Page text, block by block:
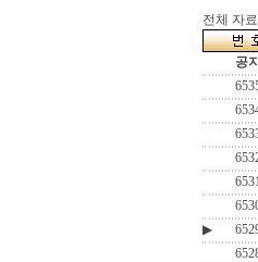
전체 자
공
▶